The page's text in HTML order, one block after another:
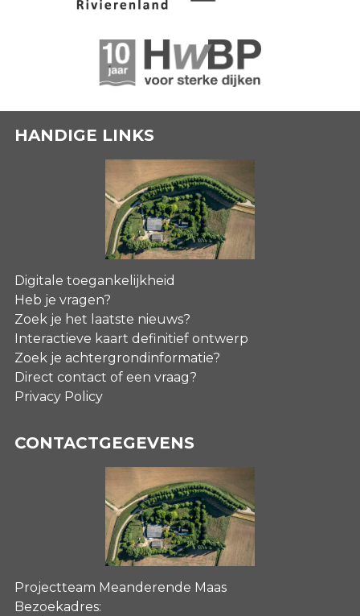
HANDIGE LINKS
Digitale toegankelijkheid
Heb je vragen?
Zoek je het laatste nieuws?
Interactieve kaart definitief ontwerp
Zoek je achtergrondinformatie?
Direct contact of een vraag?
Privacy Policy
CONTACTGEGEVENS
Projectteam Meanderende Maas
Bezoekadres: